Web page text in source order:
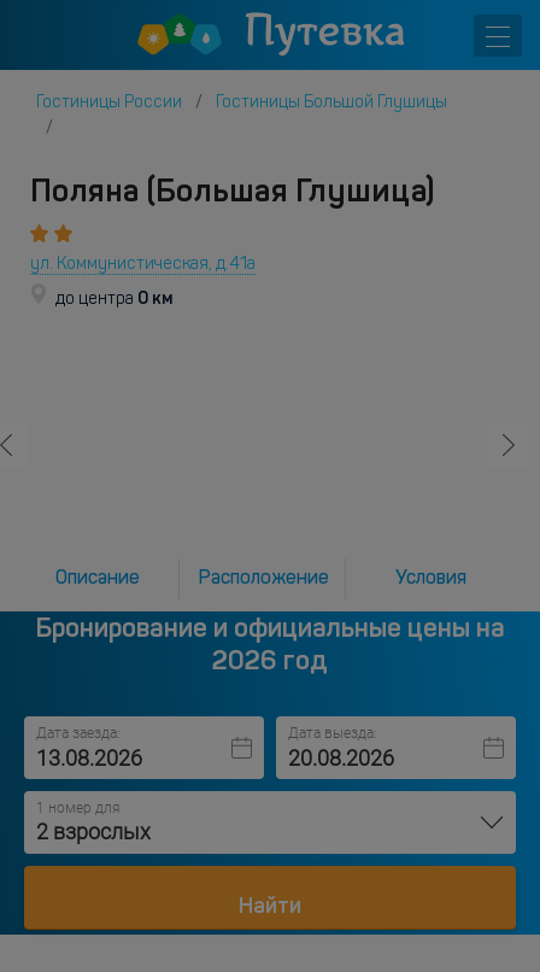
Гостиницы России Гостиницы Большой Глушицы
Поляна (Большая Глушица)
ул. Коммунистическая, д.41а
до центра 0 км
Описание Расположение Условия
Бронирование и официальные цены на
2026 год
Дата заезда: Дата выезда:
1 номер для
2 взрослых
Найти